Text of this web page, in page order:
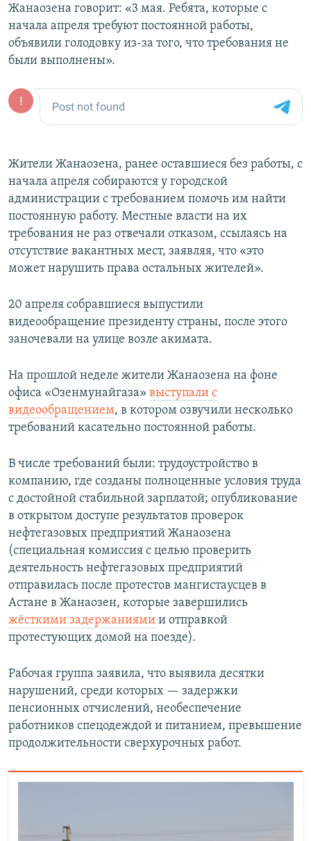
Жанаозена говорит: «3 мая. Ребята, которые с
начала апреля требуют постоянной работы,
объявили голодовку из-за того, что требования не
были выполнены».
Жители Жанаозена, ранее оставшиеся без работы, с
начала апреля собираются у городской
администрации с требованием помочь им найти
постоянную работу. Местные власти на их
требования не раз отвечали отказом, ссылаясь на
отсутствие вакантных мест, заявляя, что «это
может нарушить права остальных жителей».
20 апреля собравшиеся выпустили
видеообращение президенту страны, после этого
заночевали на улице возле акимата.
На прошлой неделе жители Жанаозена на фоне
офиса «Озенмунайгаза» выступали с
видеообращением, в котором озвучили несколько
требований касательно постоянной работы.
В числе требований были: трудоустройство в
компанию, где созданы полноценные условия труда
с достойной стабильной зарплатой; опубликование
в открытом доступе результатов проверок
нефтегазовых предприятий Жанаозена
(специальная комиссия с целью проверить
деятельность нефтегазовых предприятий
отправилась после протестов мангистаусцев в
Астане в Жанаозен, которые завершились
жёсткими задержаниями и отправкой
протестующих домой на поезде).
Рабочая группа заявила, что выявила десятки
нарушений, среди которых — задержки
пенсионных отчислений, необеспечение
работников спецодеждой и питанием, превышение
продолжительности сверхурочных работ.